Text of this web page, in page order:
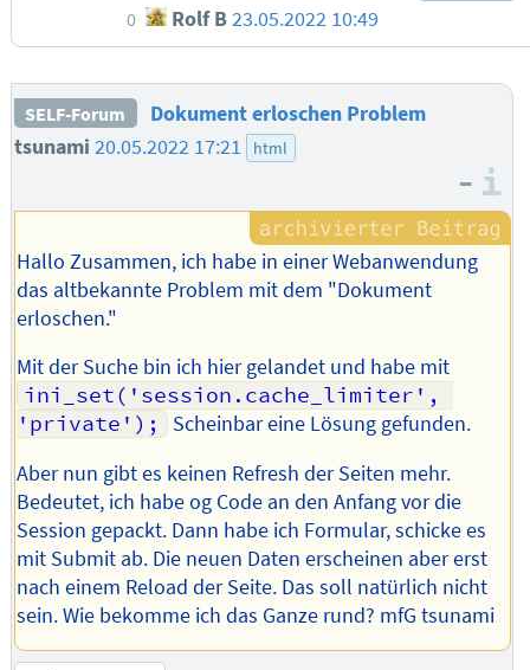
0 Rolf B23.05.2022 10:49
SELF-Forum
Dokument erloschen Problem
tsunami 20.05.2022 17:21 html
–
Hallo Zusammen, ich habe in einer Webanwendung
das altbekannte Problem mit dem "Dokument
erloschen."
Mit der Suche bin ich hier gelandet und habe mit
ini_set('session.cache_limiter',
'private');
Scheinbar eine Lösung gefunden.
Aber nun gibt es keinen Refresh der Seiten mehr.
Bedeutet, ich habe og Code an den Anfang vor die
Session gepackt. Dann habe ich Formular, schicke es
mit Submit ab. Die neuen Daten erscheinen aber erst
nach einem Reload der Seite. Das soll natürlich nicht
sein. Wie bekomme ich das Ganze rund? mfG tsunami